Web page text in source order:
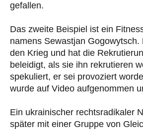
gefallen.
Das zweite Beispiel ist ein
namens Sewastjan Gogowytsch.
den Krieg und hat die
beleidigt, als sie ihn rekrutieren
spekuliert, er sei provoziert
wurde auf Video aufgenommen
Ein ukrainischer rechtsradikaler
später mit einer Gruppe von